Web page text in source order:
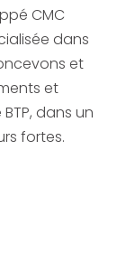
CMC
dans
et
et
dans un
fortes.